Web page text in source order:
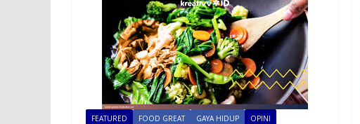
FEATURED FOOD GREAT GAYA HIDUP OPINI